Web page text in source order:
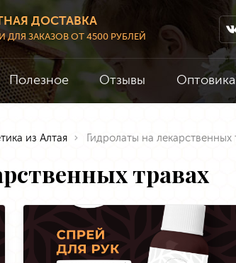
ДОСТАВКА
ЗАКАЗОВ ОТ 4500 РУБЛЕЙ
Полезное Отзывы
из Алтая Гидролаты на лекарственных
травах